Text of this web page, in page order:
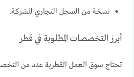
نسخة من السجل التجاري للشركة.
أبرز التخصصات المطلوبة في قطر
تحتاج سوق العمل القطرية عدد من